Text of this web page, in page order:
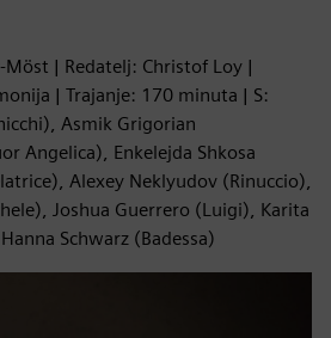
| Redatelj: Christof Loy |
| Trajanje: 170 minuta | S:
Asmik Grigorian
Angelica), Enkelejda Shkosa
Alexey Neklyudov (Rinuccio),
Joshua Guerrero (Luigi), Karita
Schwarz (Badessa)